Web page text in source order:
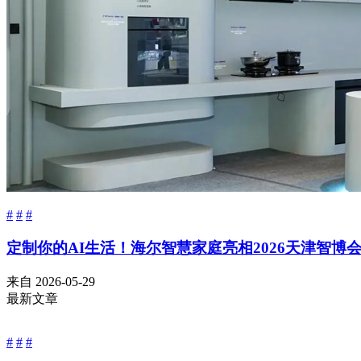
# # #
定制你的AI生活！海尔智慧家庭亮相2026天津智博会
来自 2026-05-29
最新文章
# # #